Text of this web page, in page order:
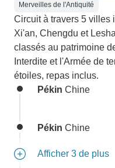
Merveilles de l'Antiquité
Circuit à travers 5 villes
Xi'an, Chengdu et
classés au patrimoine
Interdite et l'Armée de
étoiles, repas inclus.
Pékin Chine
Pékin Chine
Afficher 3 de plus